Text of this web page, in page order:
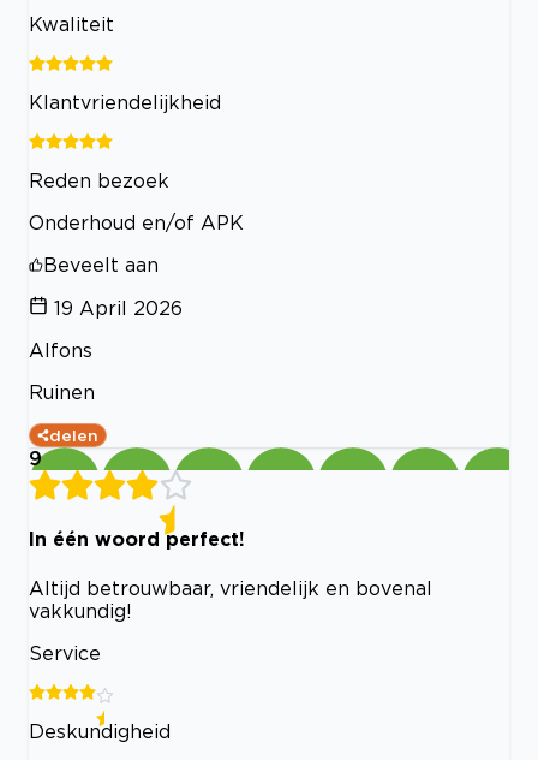
Kwaliteit
Klantvriendelijkheid
Reden bezoek
Onderhoud en/of APK
Beveelt aan
19 April 2026
Alfons
Ruinen
delen
9
In één woord perfect!
Altijd betrouwbaar, vriendelijk en bovenal
vakkundig!
Service
Deskundigheid